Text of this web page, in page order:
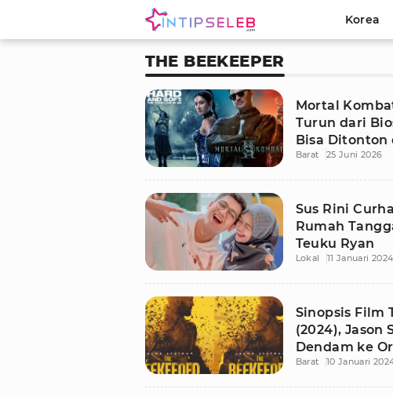
Korea
THE BEEKEEPER
Mortal
Turun dari
Bisa Ditonton
Barat 25 Juni 2026
Sus Rini
Rumah
Teuku Ryan
Lokal 11 Januari 2024
Sinopsis Film
(2024), Jason
Dendam ke
Barat 10 Januari